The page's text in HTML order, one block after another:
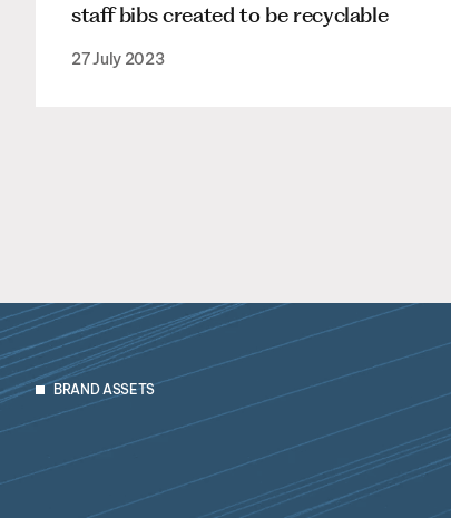
staff bibs created to be recyclable
27 July 2023
BRAND ASSETS